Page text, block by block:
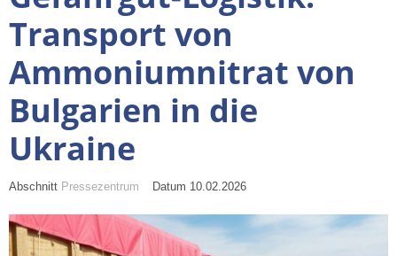
Transport von
Ammoniumnitrat von
Bulgarien in die
Ukraine
Abschnitt Pressezentrum Datum 10.02.2026